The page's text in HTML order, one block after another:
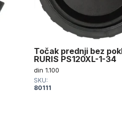
Točak prednji bez
RURIS PS120XL-1-34
din 1.100
SKU:
80111